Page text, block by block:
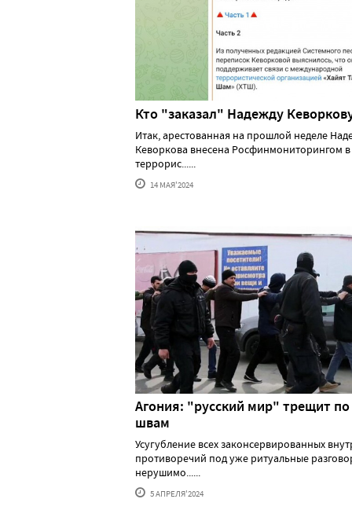
Кто "заказал" Надежду
Итак, арестованная на прошлой неделе
Кеворкова внесена Росфинмониторингом в
террорис......
14 МАЯ'2024
Агония: "русский мир" трещит по
швам
Усугубление всех законсервированных
противоречий под уже ритуальные
нерушимо......
5 АПРЕЛЯ'2024